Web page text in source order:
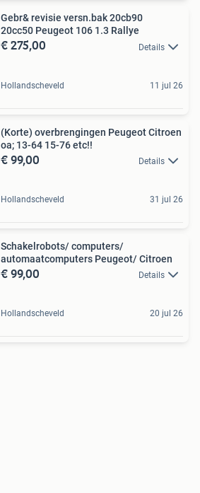
Gebr& revisie versn.bak 20cb90
20cc50 Peugeot 106 1.3 Rallye
€ 275,00 Details
Hollandscheveld 11 jul 26
(Korte) overbrengingen Peugeot Citroen
oa; 13-64 15-76 etc!!
€ 99,00 Details
Hollandscheveld 31 jul 26
Schakelrobots/ computers/
automaatcomputers Peugeot/ Citroen
€ 99,00 Details
Hollandscheveld 20 jul 26